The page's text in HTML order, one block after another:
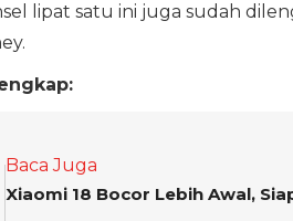
lipat satu ini juga sudah
Baca Juga
Xiaomi 18 Bocor Lebih Awal,